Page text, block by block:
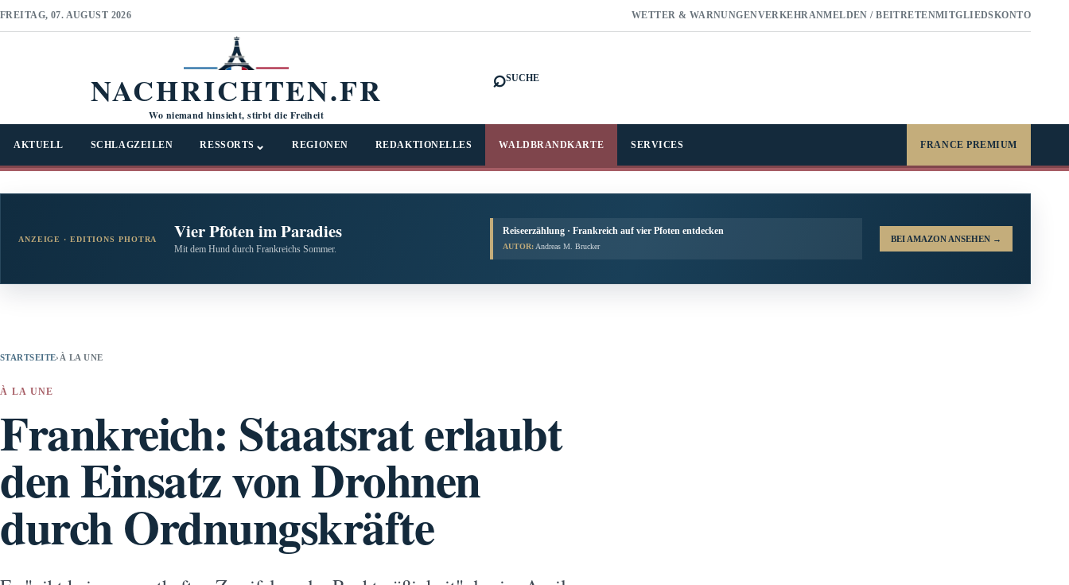
FREITAG, 07. AUGUST 2026 WETTER & WARNUNGENVERKEHRANMELDEN / BEITRETENMITGLIEDSKONTO
NACHRICHTEN.FR
Wo niemand hinsieht, stirbt die Freiheit
⌕SUCHE
AKTUELL SCHLAGZEILEN RESSORTS ⌄ REGIONEN REDAKTIONELLES WALDBRANDKARTE SERVICES FRANCE PREMIUM
ANZEIGE · EDITIONS PHOTRA Vier Pfoten im Paradies
Mit dem Hund durch Frankreichs Sommer.
Reiseerzählung · Frankreich auf vier Pfoten entdecken
AUTOR:Andreas M. Brucker
BEI AMAZON ANSEHEN →
STARTSEITE› À LA UNE
À LA UNE
Frankreich: Staatsrat erlaubt
den Einsatz von Drohnen
durch Ordnungskräfte